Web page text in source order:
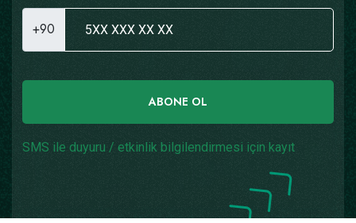
+90
ABONE OL
SMS ile duyuru / etkinlik bilgilendirmesi için kayıt